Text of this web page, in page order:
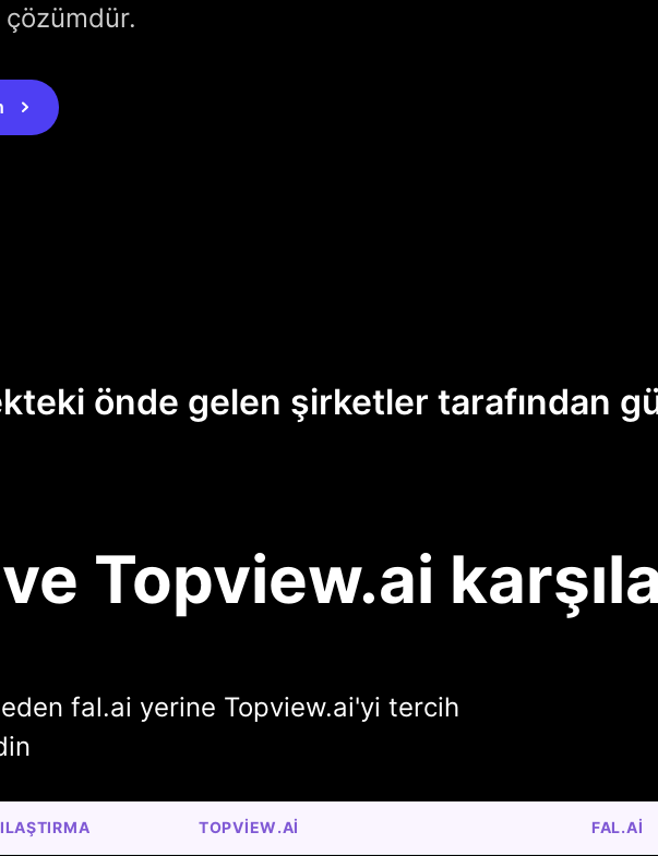
önde gelen şirketler tarafından
Topview.ai
fal.ai yerine Topview.ai'yi tercih
TOPVIEW.AI FAL.AI